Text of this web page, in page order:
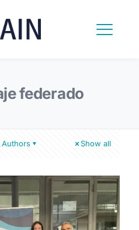
federado
Authors Show all